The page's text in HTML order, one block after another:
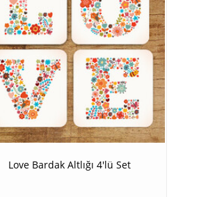
Love Bardak Altlığı 4'lü Set